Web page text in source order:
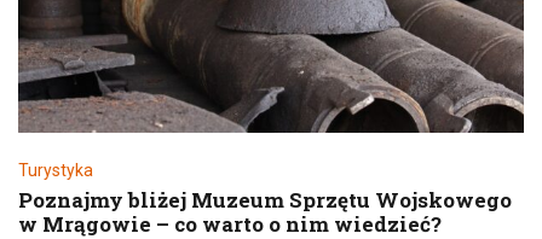
Turystyka
Poznajmy bliżej Muzeum Sprzętu Wojskowego
w Mrągowie – co warto o nim wiedzieć?